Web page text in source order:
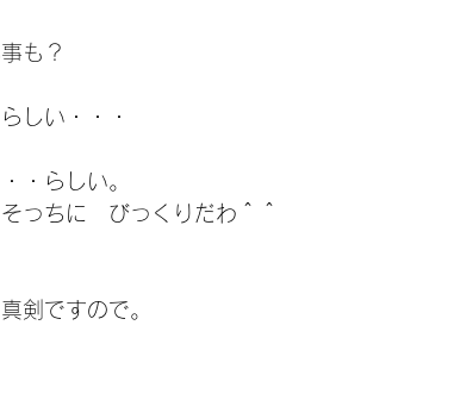
も？
しい・・・
・らしい。
っちに　びっくりだわ＾＾
剣ですので。